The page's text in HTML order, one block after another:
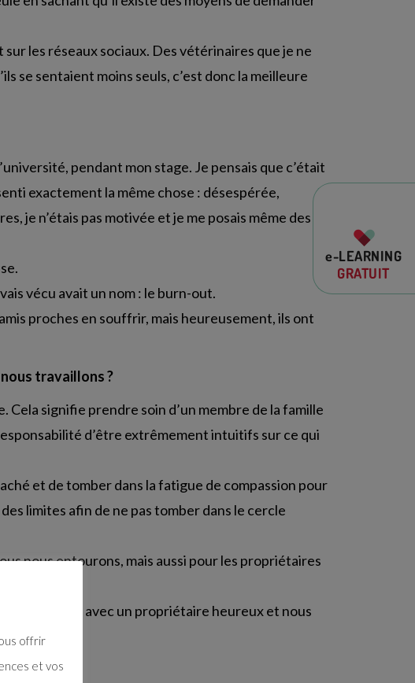
e-LEARNING
GRATUIT
les réseaux sociaux. Des vétérinaires que je ne
se sentaient moins seuls, c’est donc la meilleure
pendant mon stage. Je pensais que c’était
exactement la même chose : désespérée,
je n’étais pas motivée et je me posais même des
vécu avait un nom : le burn-out.
proches en souffrir, mais heureusement, ils ont
travaillons ?
Cela signifie prendre soin d’un membre de la famille
d’être extrêmement intuitifs sur ce qui
et de tomber dans la fatigue de compassion pour
limites afin de ne pas tomber dans le cercle
nous entourons, mais aussi pour les propriétaires
heureux avec un propriétaire heureux et nous
offrir
et vos